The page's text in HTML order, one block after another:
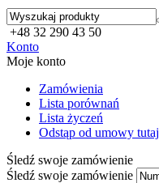
+48 32 290 43 50
Konto
Moje konto
Zamówienia
Lista porównań
Lista życzeń
Odstąp od umowy tutaj
Śledź swoje zamówienie
Śledź swoje zamówienie